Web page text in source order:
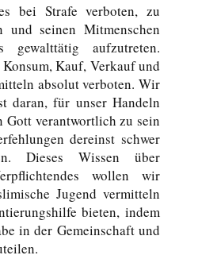
bei Strafe verboten, zu
und seinen Mitmenschen
gewalttätig aufzutreten.
Kauf, Verkauf und
absolut verboten. Wir
daran, für unser Handeln
Gott verantwortlich zu sein
dereinst schwer
Dieses Wissen über
wollen wir
Jugend vermitteln
bieten, indem
in der Gemeinschaft und